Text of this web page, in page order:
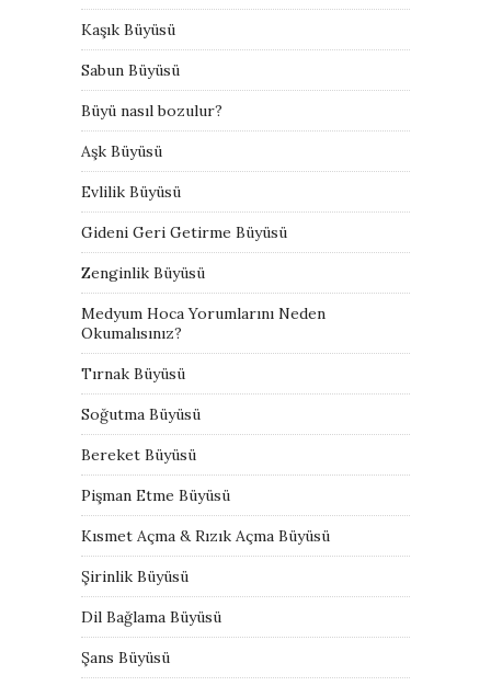
Kaşık Büyüsü
Sabun Büyüsü
Büyü nasıl bozulur?
Aşk Büyüsü
Evlilik Büyüsü
Gideni Geri Getirme Büyüsü
Zenginlik Büyüsü
Medyum Hoca Yorumlarını Neden
Okumalısınız?
Tırnak Büyüsü
Soğutma Büyüsü
Bereket Büyüsü
Pişman Etme Büyüsü
Kısmet Açma & Rızık Açma Büyüsü
Şirinlik Büyüsü
Dil Bağlama Büyüsü
Şans Büyüsü